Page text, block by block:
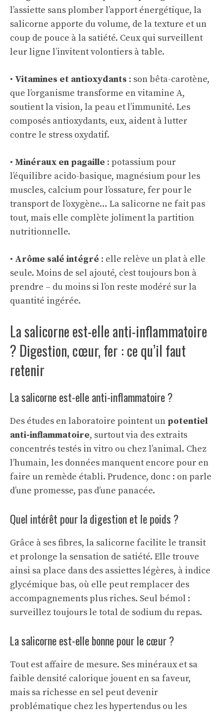
l’assiette sans plomber l’apport énergétique, la
salicorne apporte du volume, de la texture et un
coup de pouce à la satiété. Ceux qui surveillent
leur ligne l’invitent volontiers à table.
• Vitamines et antioxydants : son bêta-carotène,
que l’organisme transforme en vitamine A,
soutient la vision, la peau et l’immunité. Les
composés antioxydants, eux, aident à lutter
contre le stress oxydatif.
• Minéraux en pagaille : potassium pour
l’équilibre acido-basique, magnésium pour les
muscles, calcium pour l’ossature, fer pour le
transport de l’oxygène… La salicorne ne fait pas
tout, mais elle complète joliment la partition
nutritionnelle.
• Arôme salé intégré : elle relève un plat à elle
seule. Moins de sel ajouté, c’est toujours bon à
prendre – du moins si l’on reste modéré sur la
quantité ingérée.
La salicorne est-elle anti-inflammatoire
? Digestion, cœur, fer : ce qu’il faut
retenir
La salicorne est-elle anti-inflammatoire ?
Des études en laboratoire pointent un potentiel
anti-inflammatoire, surtout via des extraits
concentrés testés in vitro ou chez l’animal. Chez
l’humain, les données manquent encore pour en
faire un remède établi. Prudence, donc : on parle
d’une promesse, pas d’une panacée.
Quel intérêt pour la digestion et le poids ?
Grâce à ses fibres, la salicorne facilite le transit
et prolonge la sensation de satiété. Elle trouve
ainsi sa place dans des assiettes légères, à indice
glycémique bas, où elle peut remplacer des
accompagnements plus riches. Seul bémol :
surveillez toujours le total de sodium du repas.
La salicorne est-elle bonne pour le cœur ?
Tout est affaire de mesure. Ses minéraux et sa
faible densité calorique jouent en sa faveur,
mais sa richesse en sel peut devenir
problématique chez les hypertendus ou les